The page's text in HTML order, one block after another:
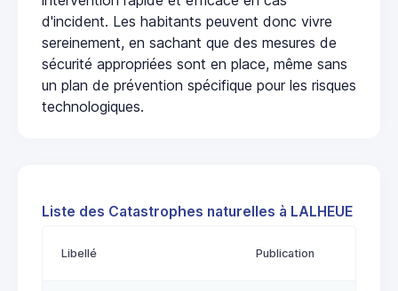
d'incident. Les habitants peuvent donc vivre
sereinement, en sachant que des mesures de
sécurité appropriées sont en place, même sans
un plan de prévention spécifique pour les risques
technologiques.
Liste des Catastrophes naturelles à LALHEUE
Libellé Publication